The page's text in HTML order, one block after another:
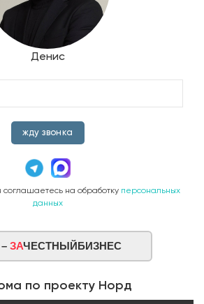
Денис
жду звонка
соглашаетесь на обработку персональных
данных
ЗАЧЕСТНЫЙБИЗНЕС
по проекту Норд